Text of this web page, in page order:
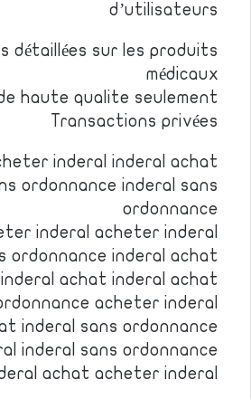
d’utilisateurs
détaillées sur les produits
médicaux
haute qualite seulement
Transactions privées
inderal inderal achat
ordonnance inderal sans
ordonnance
inderal acheter inderal
ordonnance inderal achat
inderal achat inderal achat
acheter inderal
inderal sans ordonnance
inderal sans ordonnance
achat acheter inderal